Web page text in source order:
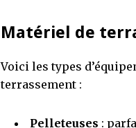
Matériel de
Voici les types
terrassement :
Pelleteuses :